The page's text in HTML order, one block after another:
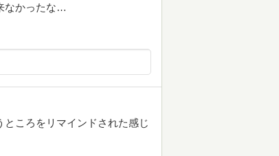
なかったな…
ころをリマインドされた感じ